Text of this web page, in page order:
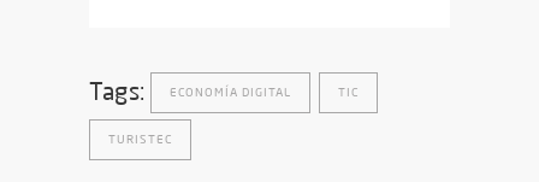
Tags: ECONOMÍA DIGITAL TIC
TURISTEC